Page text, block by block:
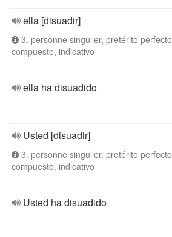
ella [disuadir]
3. personne singulier, pretérito perfecto
compuesto, indicativo
ella ha disuadido
Usted [disuadir]
3. personne singulier, pretérito perfecto
compuesto, indicativo
Usted ha disuadido